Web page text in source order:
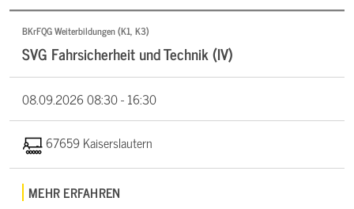
BKrFQG Weiterbildungen (K1, K3)
SVG Fahrsicherheit und Technik (IV)
08.09.202608:30 - 16:30
67659 Kaiserslautern
MEHR ERFAHREN